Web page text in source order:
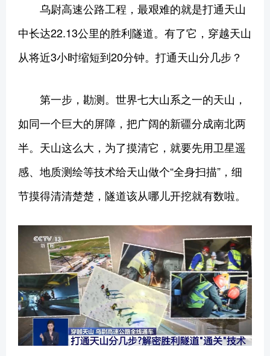
乌尉高速公路工程，最艰难的就是打通天山
中长达22.13公里的胜利隧道。有了它，穿越天山
从将近3小时缩短到20分钟。打通天山分几步？
第一步，勘测。世界七大山系之一的天山，
如同一个巨大的屏障，把广阔的新疆分成南北两
半。天山这么大，为了摸清它，就要先用卫星遥
感、地质测绘等技术给天山做个“全身扫描”，细
节摸得清清楚楚，隧道该从哪儿开挖就有数啦。